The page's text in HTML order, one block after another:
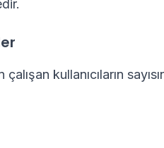
kullanıcıların